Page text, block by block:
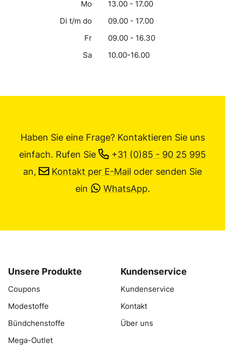
Mo
13.00 - 17.00
Di t/m do
09.00 - 17.00
Fr
09.00 - 16.30
Sa
10.00-16.00
Haben Sie eine Frage? Kontaktieren Sie uns
einfach. Rufen Sie
+31 (0)85 - 90 25 995
an,
Kontakt per E-Mail oder senden Sie
ein
WhatsApp.
Unsere Produkte
Coupons
Modestoffe
Bündchenstoffe
Mega-Outlet
Kundenservice
Kundenservice
Kontakt
Über uns